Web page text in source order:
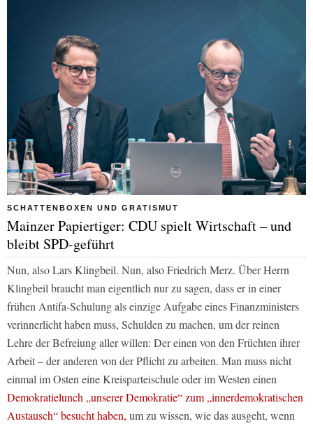
SCHATTENBOXEN UND GRATISMUT
Mainzer Papiertiger: CDU spielt Wirtschaft – und
bleibt SPD-geführt
Nun, also Lars Klingbeil. Nun, also Friedrich Merz. Über Herrn
Klingbeil braucht man eigentlich nur zu sagen, dass er in einer
frühen Antifa-Schulung als einzige Aufgabe eines Finanzministers
verinnerlicht haben muss, Schulden zu machen, um der reinen
Lehre der Befreiung aller willen: Der einen von den Früchten ihrer
Arbeit – der anderen von der Pflicht zu arbeiten. Man muss nicht
einmal im Osten eine Kreisparteischule oder im Westen einen
Demokratielunch „unserer Demokratie“ zum „innerdemokratischen
Austausch“ besucht haben, um zu wissen, wie das ausgeht, wenn